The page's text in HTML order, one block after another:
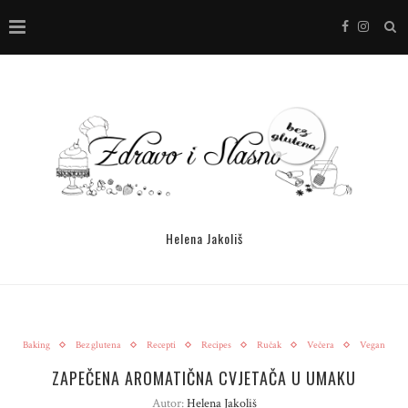
Helena Jakoliš
Baking Bez glutena Recepti Recipes Ručak Večera Vegan
ZAPEČENA AROMATIČNA CVJETAČA U UMAKU
Autor:Helena Jakoliš